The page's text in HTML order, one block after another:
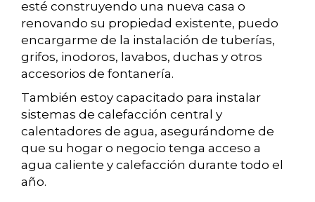
esté construyendo una nueva casa o
renovando su propiedad existente, puedo
encargarme de la instalación de tuberías,
grifos, inodoros, lavabos, duchas y otros
accesorios de fontanería.
También estoy capacitado para instalar
sistemas de calefacción central y
calentadores de agua, asegurándome de
que su hogar o negocio tenga acceso a
agua caliente y calefacción durante todo el
año.